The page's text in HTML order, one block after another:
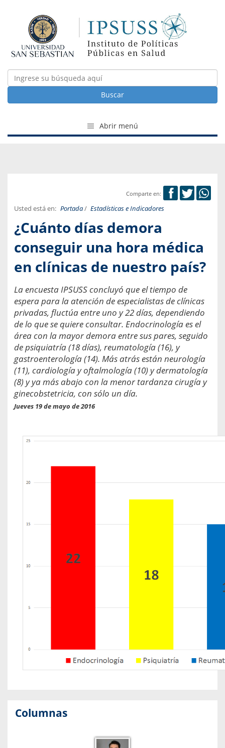
Buscar
Abrir menú
Comparte en:
Usted está en: Portada/ Estadísticas e Indicadores
¿Cuánto días demora
conseguir una hora médica
en clínicas de nuestro país?
La encuesta IPSUSS concluyó que el tiempo de
espera para la atención de especialistas de clínicas
privadas, fluctúa entre uno y 22 días, dependiendo
de lo que se quiere consultar. Endocrinología es el
área con la mayor demora entre sus pares, seguido
de psiquiatría (18 días), reumatología (16), y
gastroenterología (14). Más atrás están neurología
(11), cardiología y oftalmología (10) y dermatología
(8) y ya más abajo con la menor tardanza cirugía y
ginecobstetricia, con sólo un día.
Jueves 19 de mayo de 2016
Columnas